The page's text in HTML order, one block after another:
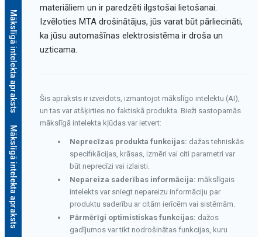
Mākslīgā intelekta apraksts
Mākslīgā intelekta apraksts
materiāliem un ir paredzēti ilgstošai lietošanai.
Izvēloties MTA drošinātājus, jūs varat būt pārliecināti,
ka jūsu automašīnas elektrosistēma ir droša un
uzticama.
Šis apraksts ir izveidots, izmantojot mākslīgo intelektu (AI),
un tas var atšķirties no faktiskā produkta. Bieži sastopamās
mākslīgā intelekta kļūdas var ietvert:
Neprecīzas produkta funkcijas: dažas tehniskās
specifikācijas, krāsas, izmēri vai citi parametri var
būt neprecīzi vai izlaisti.
Nepareiza saderības informācija: mākslīgais
intelekts var sniegt nepareizu informāciju par
produktu saderību ar citām ierīcēm vai sistēmām.
Pārmērīgi optimistiskas funkcijas: dažos
gadījumos var tikt nodrošinātas funkcijas, kuru